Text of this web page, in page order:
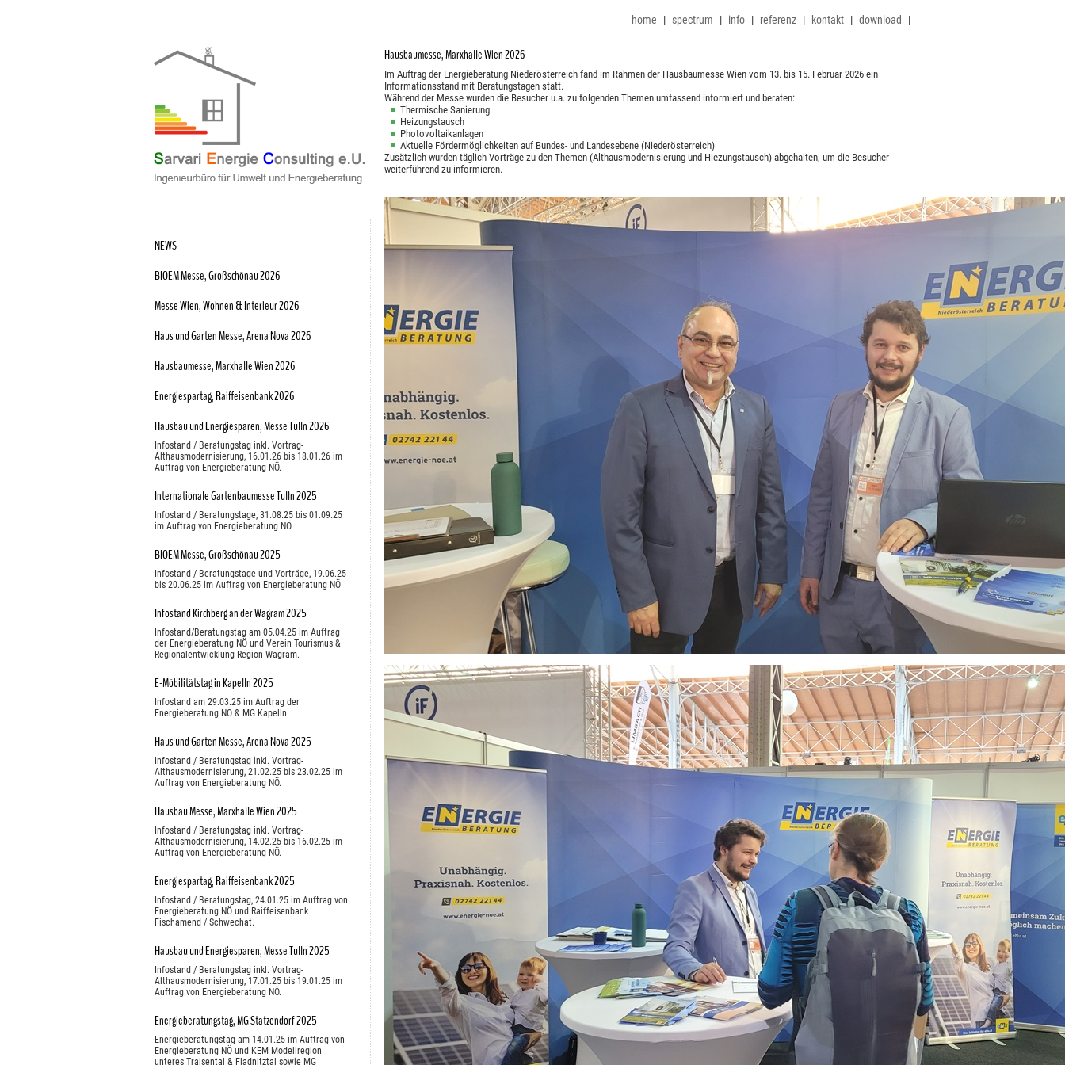
home | spectrum | info | referenz | kontakt | download |
NEWS
BIOEM Messe, Großschönau 2026
Messe Wien, Wohnen & Interieur 2026
Haus und Garten Messe, Arena Nova 2026
Hausbaumesse, Marxhalle Wien 2026
Energiespartag, Raiffeisenbank 2026
Hausbau und Energiesparen, Messe Tulln 2026
Infostand / Beratungstag inkl. Vortrag-
Althausmodernisierung, 16.01.26 bis 18.01.26 im
Auftrag von Energieberatung NÖ.
Internationale Gartenbaumesse Tulln 2025
Infostand / Beratungstage, 31.08.25 bis 01.09.25
im Auftrag von Energieberatung NÖ.
BIOEM Messe, Großschönau 2025
Infostand / Beratungstage und Vorträge, 19.06.25
bis 20.06.25 im Auftrag von Energieberatung NÖ
Infostand Kirchberg an der Wagram 2025
Infostand/Beratungstag am 05.04.25 im Auftrag
der Energieberatung NÖ und Verein Tourismus &
Regionalentwicklung Region Wagram.
E-Möbilitätstag in Kapelln 2025
Infostand am 29.03.25 im Auftrag der
Energieberatung NÖ & MG Kapelln.
Haus und Garten Messe, Arena Nova 2025
Infostand / Beratungstag inkl. Vortrag-
Althausmodernisierung, 21.02.25 bis 23.02.25 im
Auftrag von Energieberatung NÖ.
Hausbau Messe, Marxhalle Wien 2025
Infostand / Beratungstag inkl. Vortrag-
Althausmodernisierung, 14.02.25 bis 16.02.25 im
Auftrag von Energieberatung NÖ.
Energiespartag, Raiffeisenbank 2025
Infostand / Beratungstag, 24.01.25 im Auftrag von
Energieberatung NÖ und Raiffeisenbank
Fischamend / Schwechat.
Hausbau und Energiesparen, Messe Tulln 2025
Infostand / Beratungstag inkl. Vortrag-
Althausmodernisierung, 17.01.25 bis 19.01.25 im
Auftrag von Energieberatung NÖ.
Energieberatungstag, MG Statzendorf 2025
Energieberatungstag am 14.01.25 im Auftrag von
Energieberatung NÖ und KEM Modellregion
unteres Traisental & Fladnitztal sowie MG
Hausbaumesse, Marxhalle Wien 2026
Im Auftrag der Energieberatung Niederösterreich fand im Rahmen der Hausbaumesse Wien vom 13. bis 15. Februar 2026 ein
Informationsstand mit Beratungstagen statt.
Während der Messe wurden die Besucher u.a. zu folgenden Themen umfassend informiert und beraten:
Thermische Sanierung
Heizungstausch
Photovoltaikanlagen
Aktuelle Fördermöglichkeiten auf Bundes- und Landesebene (Niederösterreich)
Zusätzlich wurden täglich Vorträge zu den Themen (Althausmodernisierung und Hiezungstausch) abgehalten, um die Besucher
weiterführend zu informieren.